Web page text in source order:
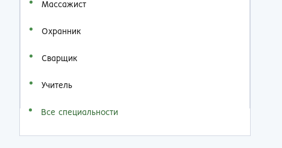
Массажист
Охранник
Сварщик
Учитель
Все специальности